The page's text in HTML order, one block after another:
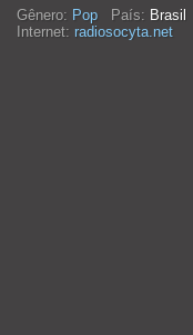
Gênero: Pop País: Brasil
Internet: radiosocyta.net